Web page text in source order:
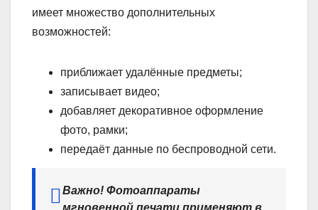
имеет множество дополнительных
возможностей:
приближает удалённые предметы;
записывает видео;
добавляет декоративное оформление
фото, рамки;
передаёт данные по беспроводной сети.
Важно! Фотоаппараты
мгновенной печати применяют в